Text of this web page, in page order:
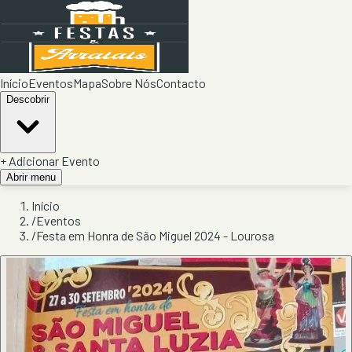
InícioEventosMapaSobre NósContacto
Descobrir
+ Adicionar Evento
Abrir menu
Início
/Eventos
/Festa em Honra de São Miguel 2024 - Lourosa